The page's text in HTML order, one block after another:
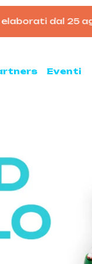
dal 25 agosto •
Eventi